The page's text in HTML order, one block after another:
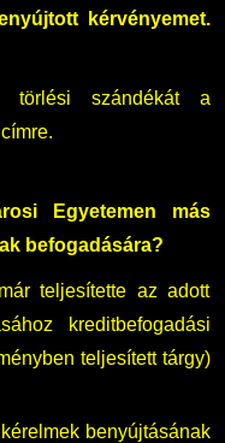
használati segédlet
KASZK
Bázis
kérvényemet.
törlési szándékát a
Egyetemen más
befogadására?
teljesítette az adott
kreditbefogadási
teljesített tárgy)
benyújtásának